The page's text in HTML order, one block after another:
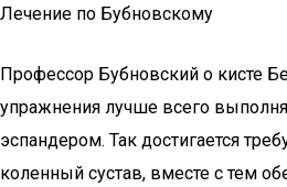
Лечение по Бубновскому
Профессор Бубновский о кисте
упражнения лучше всего
эспандером. Так достигается
коленный сустав, вместе с тем